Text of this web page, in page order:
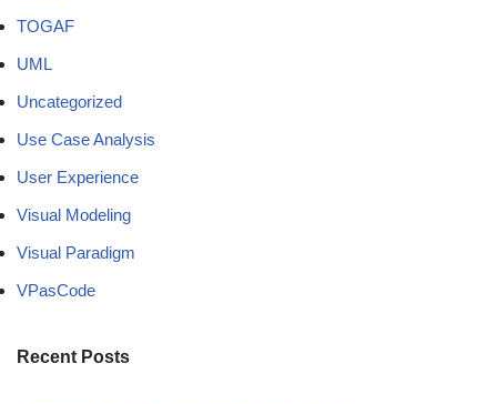
TOGAF
UML
Uncategorized
Use Case Analysis
User Experience
Visual Modeling
Visual Paradigm
VPasCode
Recent Posts